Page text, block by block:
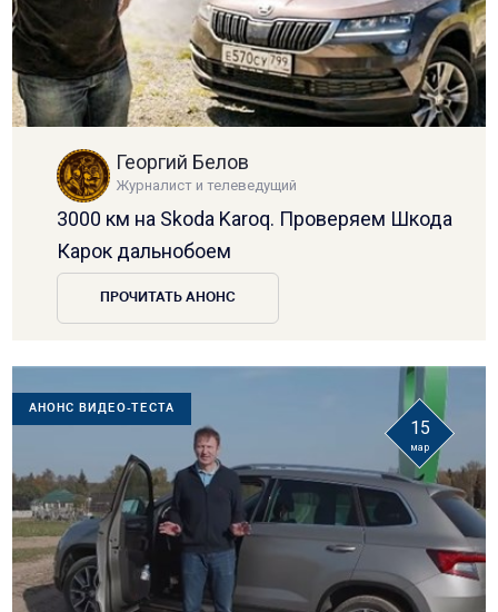
Георгий Белов
Журналист и телеведущий
3000 км на Skoda Karoq. Проверяем Шкода
Карок дальнобоем
ПРОЧИТАТЬ АНОНС
АНОНС ВИДЕО-ТЕСТА
15
мар